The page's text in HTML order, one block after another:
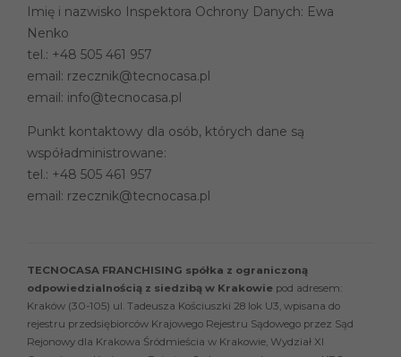
Imię i nazwisko Inspektora Ochrony Danych: Ewa
Nenko
tel.: +48 505 461 957
email: rzecznik@tecnocasa.pl
email: info@tecnocasa.pl
Punkt kontaktowy dla osób, których dane są
współadministrowane:
tel.: +48 505 461 957
email: rzecznik@tecnocasa.pl
TECNOCASA FRANCHISING spółka z ograniczoną
odpowiedzialnością z siedzibą w Krakowie pod adresem:
Kraków (30-105) ul. Tadeusza Kościuszki 28 lok U3, wpisana do
rejestru przedsiębiorców Krajowego Rejestru Sądowego przez Sąd
Rejonowy dla Krakowa Śródmieścia w Krakowie, Wydział XI